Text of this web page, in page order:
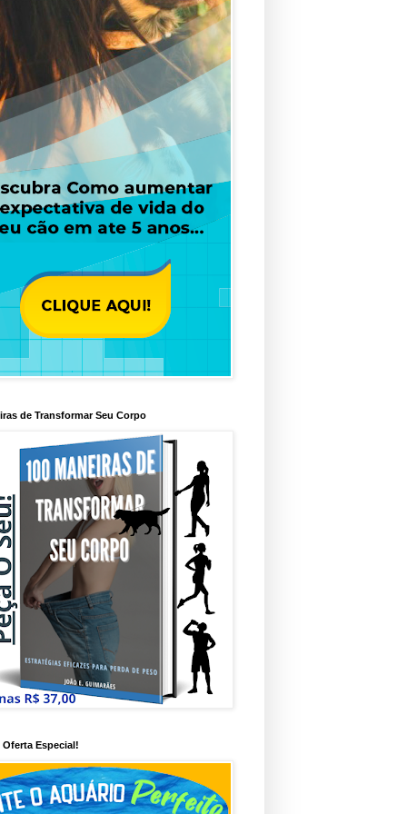
de Transformar Seu Corpo
Oferta Especial!